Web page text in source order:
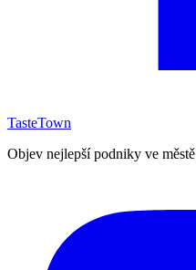
TasteTown
Objev nejlepší podniky ve městě